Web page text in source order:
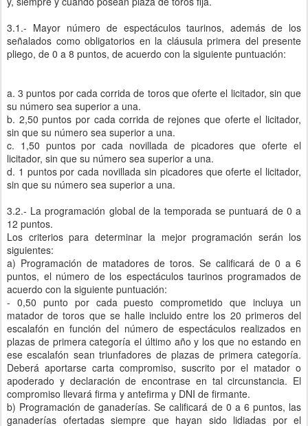
3.1.- Mayor número de espectáculos taurinos, además de los
señalados como obligatorios en la cláusula primera del presente
pliego, de 0 a 8 puntos, de acuerdo con la siguiente puntuación:
a. 3 puntos por cada corrida de toros que oferte el licitador, sin que
su número sea superior a una.
b. 2,50 puntos por cada corrida de rejones que oferte el licitador,
sin que su número sea superior a una.
c. 1,50 puntos por cada novillada de picadores que oferte el
licitador, sin que su número sea superior a una.
d. 1 puntos por cada novillada sin picadores que oferte el licitador,
sin que su número sea superior a una.
3.2.- La programación global de la temporada se puntuará de 0 a
12 puntos.
Los criterios para determinar la mejor programación serán los
siguientes:
a) Programación de matadores de toros. Se calificará de 0 a 6
puntos, el número de los espectáculos taurinos programados de
acuerdo con la siguiente puntuación:
- 0,50 punto por cada puesto comprometido que incluya un
matador de toros que se halle incluido entre los 20 primeros del
escalafón en función del número de espectáculos realizados en
plazas de primera categoría el último año y los que no estando en
ese escalafón sean triunfadores de plazas de primera categoría.
Deberá aportarse carta compromiso, suscrito por el matador o
apoderado y declaración de encontrase en tal circunstancia. El
compromiso llevará firma y antefirma y DNI de firmante.
b) Programación de ganaderías. Se calificará de 0 a 6 puntos, las
ganaderías ofertadas siempre que hayan sido lidiadas por el